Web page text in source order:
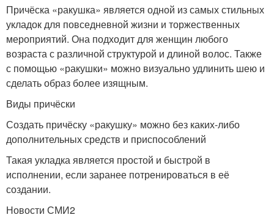
Причёска «ракушка» является одной из самых стильных
укладок для повседневной жизни и торжественных
мероприятий. Она подходит для женщин любого
возраста с различной структурой и длиной волос. Также
с помощью «ракушки» можно визуально удлинить шею и
сделать образ более изящным.
Виды причёски
Создать причёску «ракушку» можно без каких-либо
дополнительных средств и приспособлений
Такая укладка является простой и быстрой в
исполнении, если заранее потренироваться в её
создании.
Новости СМИ2